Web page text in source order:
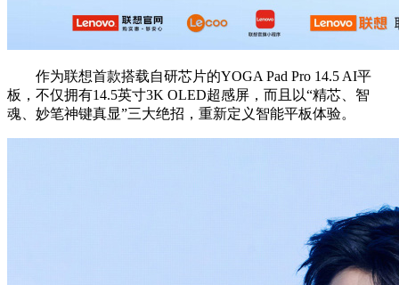
作为联想首款搭载自研芯片的YOGA Pad Pro 14.5 AI平
板，不仅拥有14.5英寸3K OLED超感屏，而且以“精芯、智
魂、妙笔神键真显”三大绝招，重新定义智能平板体验。